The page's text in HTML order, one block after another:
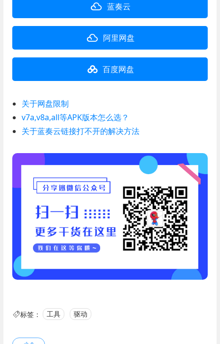
蓝奏云
阿里网盘
百度网盘
关于网盘限制
v7a,v8a,all等APK版本怎么选？
关于蓝奏云链接打不开的解决方法
标签： 工具 驱动